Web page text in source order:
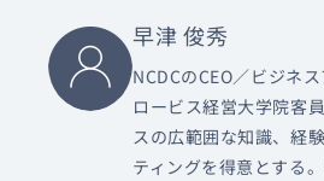
早津 俊秀
NCDCのCEO／ビジネ
ロービス経営大学院客
スの広範囲な知識、経
ティングを得意とする